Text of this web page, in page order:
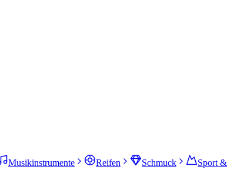
Musikinstrumente Reifen Schmuck
Sport &